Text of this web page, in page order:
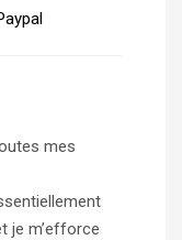
mes
je m’efforce